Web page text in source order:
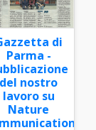
di
Parma -
del nostro
lavoro su
Nature